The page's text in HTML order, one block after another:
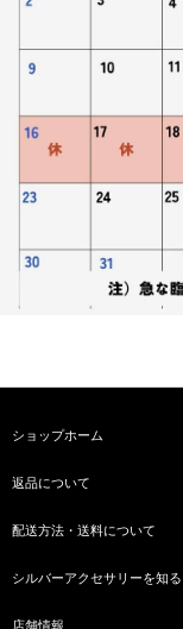
ショップホーム
返品について
配送方法・送料について
シルバーアクセサリーを知る
店舗情報